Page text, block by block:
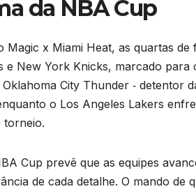
da NBA Cup
Magic x Miami Heat, as quartas
e New York Knicks, marcado
City Thunder ‑ detentor
o Los Angeles Lakers
torneio.
Cup prevê que as equipes
de cada detalhe. O mando